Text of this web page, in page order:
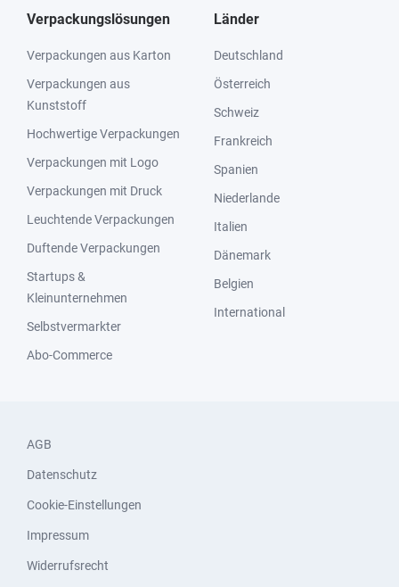
Verpackungslösungen
Verpackungen aus Karton
Verpackungen aus
Kunststoff
Hochwertige Verpackungen
Verpackungen mit Logo
Verpackungen mit Druck
Leuchtende Verpackungen
Duftende Verpackungen
Startups &
Kleinunternehmen
Selbstvermarkter
Abo-Commerce
Länder
Deutschland
Österreich
Schweiz
Frankreich
Spanien
Niederlande
Italien
Dänemark
Belgien
International
AGB
Datenschutz
Cookie-Einstellungen
Impressum
Widerrufsrecht